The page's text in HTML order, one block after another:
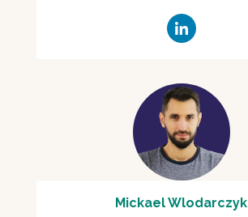
Mickael Wlodarczyk